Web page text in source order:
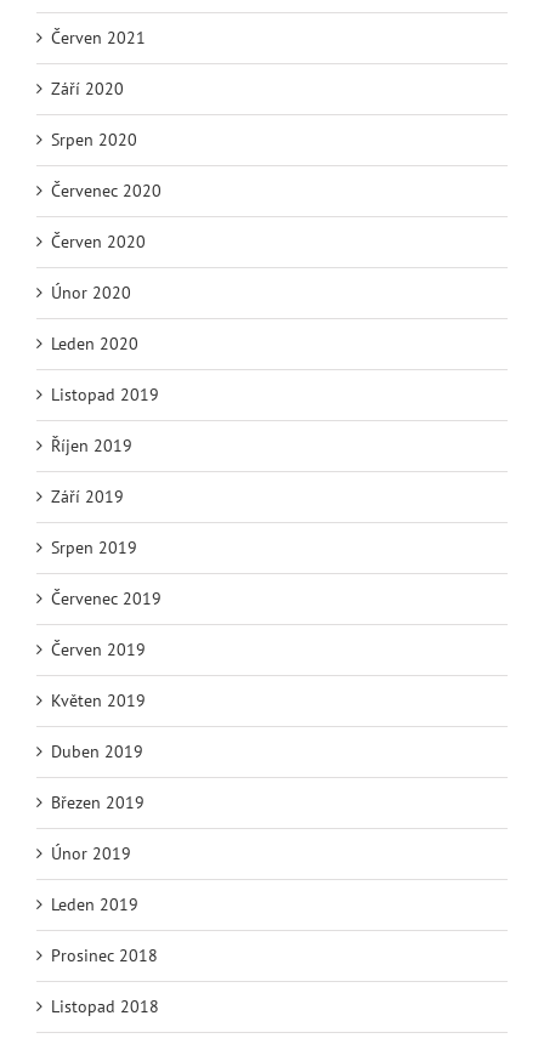
Červen 2021
Září 2020
Srpen 2020
Červenec 2020
Červen 2020
Únor 2020
Leden 2020
Listopad 2019
Říjen 2019
Září 2019
Srpen 2019
Červenec 2019
Červen 2019
Květen 2019
Duben 2019
Březen 2019
Únor 2019
Leden 2019
Prosinec 2018
Listopad 2018